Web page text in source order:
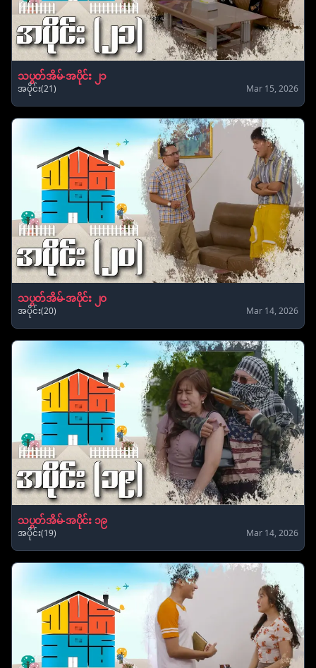
သပွတ်အိမ်-အပိုင်း ၂၁
အပိုင်း(21) Mar 15, 2026
သပွတ်အိမ်-အပိုင်း ၂၀
အပိုင်း(20) Mar 14, 2026
သပွတ်အိမ်-အပိုင်း ၁၉
အပိုင်း(19) Mar 14, 2026